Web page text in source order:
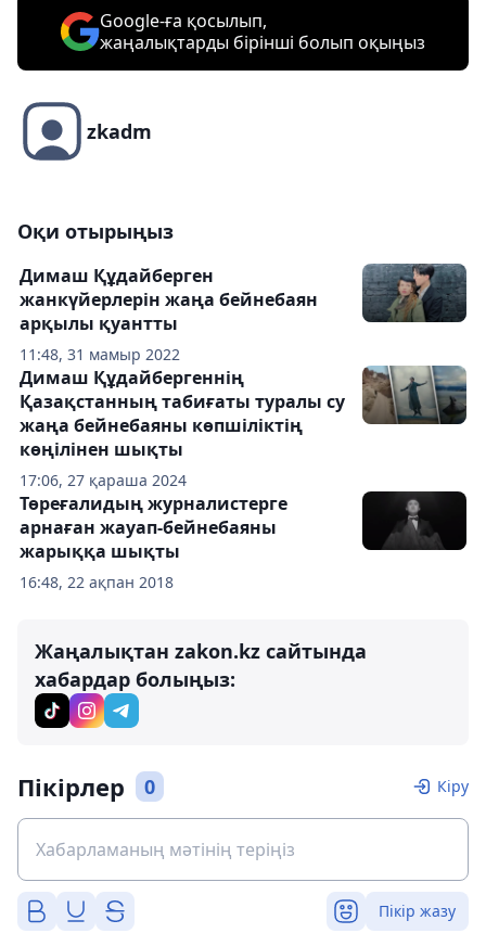
Google-ға қосылып,
жаңалықтарды бірінші болып оқыңыз
zkadm
Оқи отырыңыз
11:48, 31 мамыр 2022
Димаш Құдайберген
жанкүйерлерін жаңа бейнебаян
арқылы қуантты
17:06, 27 қараша 2024
Димаш Құдайбергеннің
Қазақстанның табиғаты туралы су
жаңа бейнебаяны көпшіліктің
көңілінен шықты
16:48, 22 ақпан 2018
Төреғалидың журналистерге
арнаған жауап-бейнебаяны
жарыққа шықты
Жаңалықтан zakon.kz сайтында
хабардар болыңыз:
Пікірлер 0 Кіру
Пікір жазу